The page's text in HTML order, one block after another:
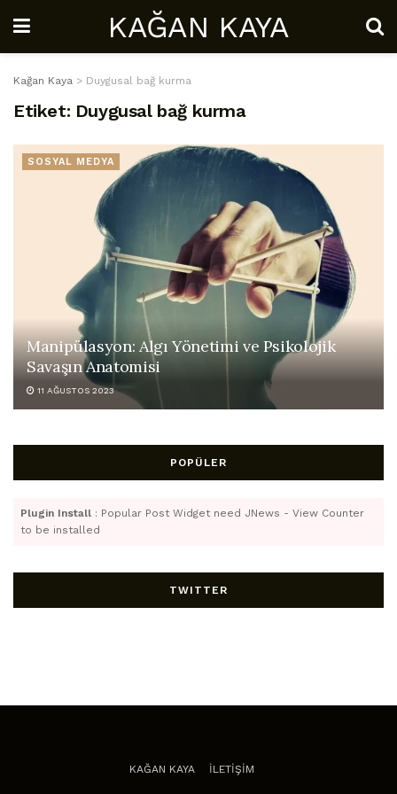
KAĞAN KAYA
Kağan Kaya > Duygusal bağ kurma
Etiket: Duygusal bağ kurma
SOSYAL MEDYA
Manipülasyon: Algı Yönetimi ve Psikolojik
Savaşın Anatomisi
11 AĞUSTOS 2023
POPÜLER
Plugin Install : Popular Post Widget need JNews - View Counter
to be installed
TWITTER
KAĞAN KAYA İLETİŞİM